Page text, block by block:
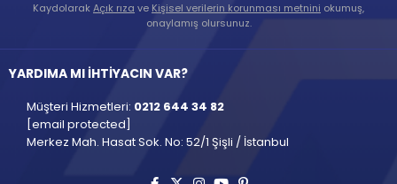
KaydolarakAçık rıza ve Kişisel verilerin korunması metnini okumuş,
onaylamış olursunuz.
YARDIMA MI İHTİYACIN VAR?
Müşteri Hizmetleri: 0212 644 34 82
[email protected]
Merkez Mah. Hasat Sok. No: 52/1 Şişli / İstanbul